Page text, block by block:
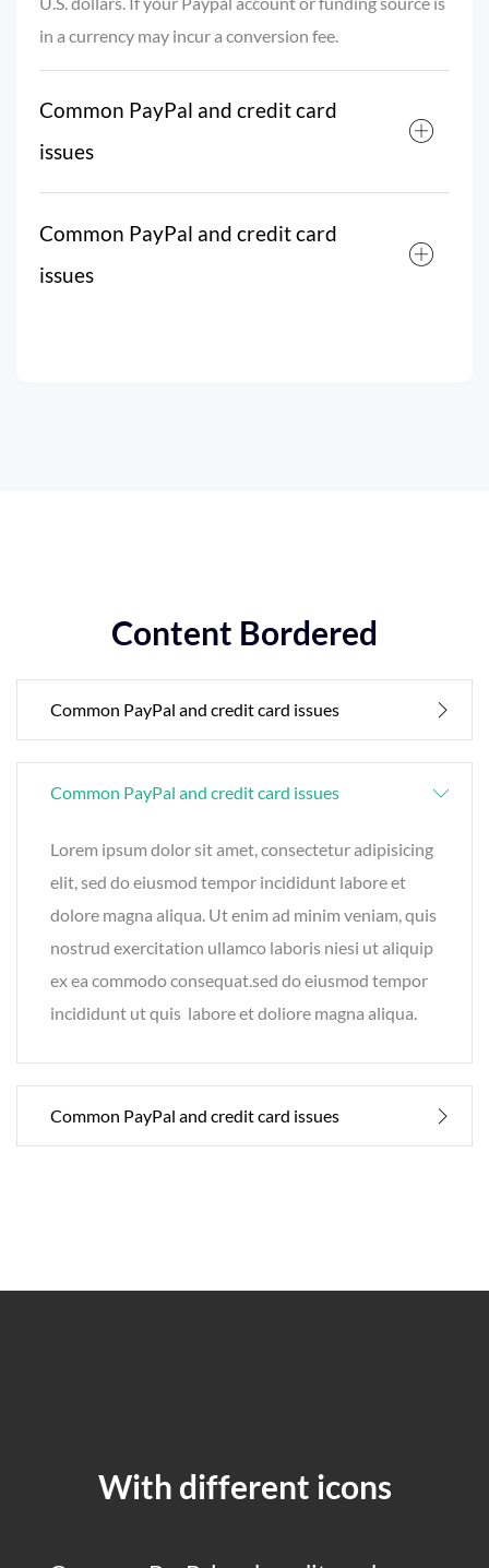
in a currency may incur a conversion fee.
Common PayPal and credit card
issues
Common PayPal and credit card
issues
Content Bordered
Common PayPal and credit card issues
Common PayPal and credit card issues
Lorem ipsum dolor sit amet, consectetur adipisicing
elit, sed do eiusmod tempor incididunt labore et
dolore magna aliqua. Ut enim ad minim veniam, quis
nostrud exercitation ullamco laboris niesi ut aliquip
ex ea commodo consequat.sed do eiusmod tempor
incididunt ut quis labore et doliore magna aliqua.
Common PayPal and credit card issues
With different icons